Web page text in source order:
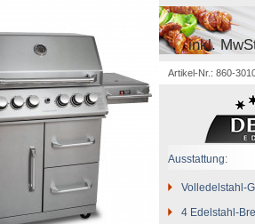
inkl.
Artikel-Nr.: 860-
Ausstattung:
Volledelstahl-
4 Edelstahl-